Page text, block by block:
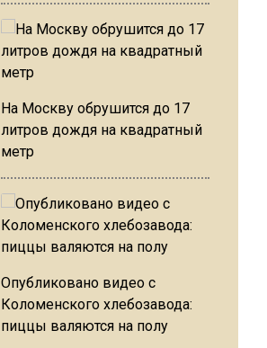
На Москву обрушится до 17
литров дождя на квадратный
метр
Опубликовано видео с
Коломенского хлебозавода:
пиццы валяются на полу